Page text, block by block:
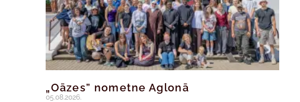
„Oāzes” nometne Aglonā
05.08.2026.